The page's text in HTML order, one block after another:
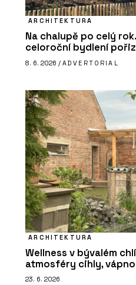
ARCHITEKTURA
Na chalupě po celý
celoroční bydlení
8. 6. 2026 / ADVERTORIAL
ARCHITEKTURA
Wellness v bývalém
atmosféry cihly,
23. 6. 2026